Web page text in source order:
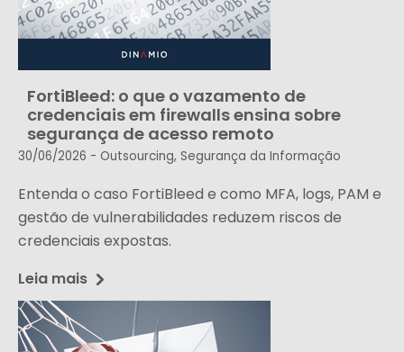
FortiBleed: o que o vazamento de
credenciais em firewalls ensina sobre
segurança de acesso remoto
30/06/2026 - Outsourcing, Segurança da Informação
Entenda o caso FortiBleed e como MFA, logs, PAM e
gestão de vulnerabilidades reduzem riscos de
credenciais expostas.
Leia mais